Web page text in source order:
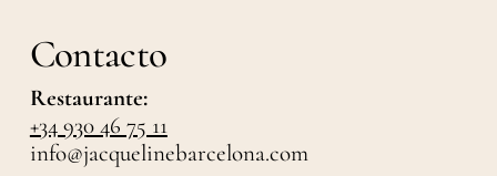
Contacto
Restaurante:
+34 930 46 75 11
info@jacquelinebarcelona.com